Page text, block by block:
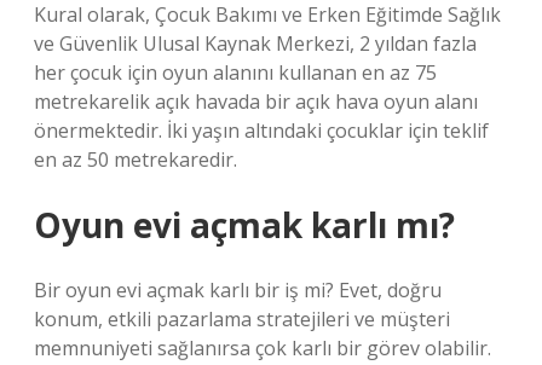
Kural olarak, Çocuk Bakımı ve Erken Eğitimde Sağlık
ve Güvenlik Ulusal Kaynak Merkezi, 2 yıldan fazla
her çocuk için oyun alanını kullanan en az 75
metrekarelik açık havada bir açık hava oyun alanı
önermektedir. İki yaşın altındaki çocuklar için teklif
en az 50 metrekaredir.
Oyun evi açmak karlı mı?
Bir oyun evi açmak karlı bir iş mi? Evet, doğru
konum, etkili pazarlama stratejileri ve müşteri
memnuniyeti sağlanırsa çok karlı bir görev olabilir.